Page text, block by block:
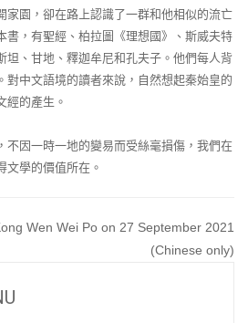
家園，卻在路上認識了一群和他相似的流亡
書，有聖經、柏拉圖《理想國》、斯威夫特
坦、甘地、釋迦牟尼和孔夫子。他們每人背
對中文語境的讀者來說，自然想起秦始皇的
經的產生。
不因一時一地的變易而受絲毫損傷，我們在
文學的價值所在。
Wen Wei Po on 27 September 2021
(Chinese only)